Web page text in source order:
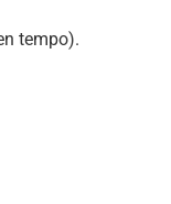
tempo).